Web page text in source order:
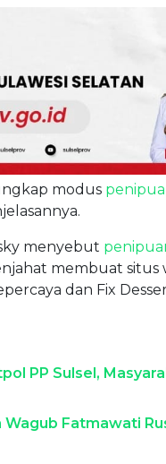
modus
menyebut
membuat situs
dan Fix
PP Sulsel,
Fatmawati